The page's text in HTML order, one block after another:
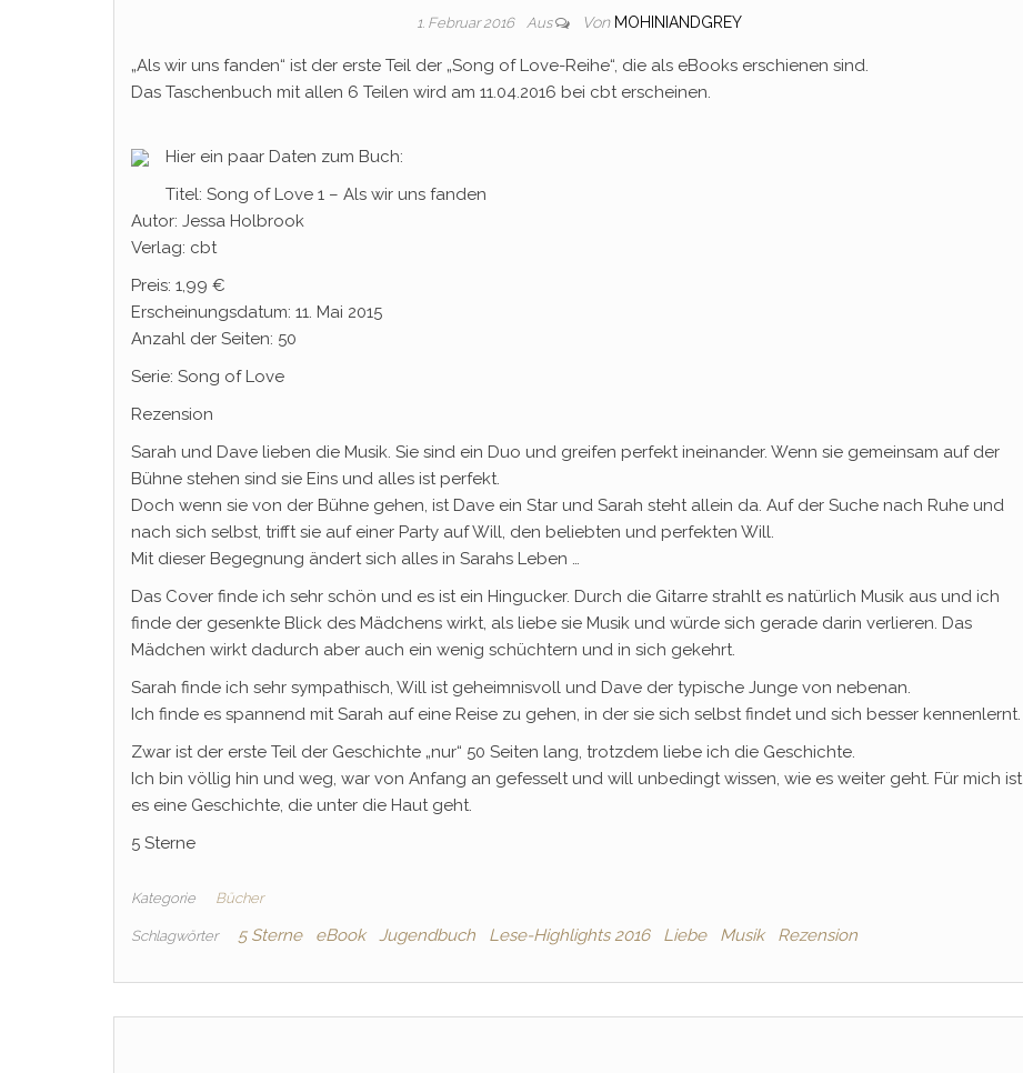
1. Februar 2016 Aus Von MOHINIANDGREY
„Als wir uns fanden“ ist der erste Teil der „Song of Love-Reihe“, die als eBooks erschienen sind.
Das Taschenbuch mit allen 6 Teilen wird am 11.04.2016 bei cbt erscheinen.
Hier ein paar Daten zum Buch:
Titel: Song of Love 1 – Als wir uns fanden
Autor: Jessa Holbrook
Verlag: cbt
Preis: 1,99 €
Erscheinungsdatum: 11. Mai 2015
Anzahl der Seiten: 50
Serie: Song of Love
Rezension
Sarah und Dave lieben die Musik. Sie sind ein Duo und greifen perfekt ineinander. Wenn sie gemeinsam auf der
Bühne stehen sind sie Eins und alles ist perfekt.
Doch wenn sie von der Bühne gehen, ist Dave ein Star und Sarah steht allein da. Auf der Suche nach Ruhe und
nach sich selbst, trifft sie auf einer Party auf Will, den beliebten und perfekten Will.
Mit dieser Begegnung ändert sich alles in Sarahs Leben …
Das Cover finde ich sehr schön und es ist ein Hingucker. Durch die Gitarre strahlt es natürlich Musik aus und ich
finde der gesenkte Blick des Mädchens wirkt, als liebe sie Musik und würde sich gerade darin verlieren. Das
Mädchen wirkt dadurch aber auch ein wenig schüchtern und in sich gekehrt.
Sarah finde ich sehr sympathisch, Will ist geheimnisvoll und Dave der typische Junge von nebenan.
Ich finde es spannend mit Sarah auf eine Reise zu gehen, in der sie sich selbst findet und sich besser kennenlernt.
Zwar ist der erste Teil der Geschichte „nur“ 50 Seiten lang, trotzdem liebe ich die Geschichte.
Ich bin völlig hin und weg, war von Anfang an gefesselt und will unbedingt wissen, wie es weiter geht. Für mich ist
es eine Geschichte, die unter die Haut geht.
5 Sterne
Kategorie Bücher
Schlagwörter 5 Sterne eBook Jugendbuch Lese-Highlights 2016 Liebe Musik Rezension